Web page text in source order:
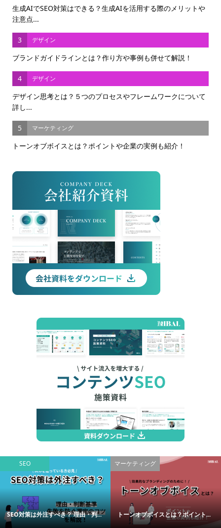
生成AIでSEO対策はできる？生成AIを活用する際のメリットや
注意点...
3 デザイン
ブランドガイドラインとは？作り方や事例も併せて解説！
4 デザイン
デザイン思考とは？５つのプロセスやフレームワークについて
詳し...
5 マーケティング
トーンオブボイスとは？ポイントや企業の実例も紹介！
SEO
SEO対策は外注すべき？ 理由・判...
マーケティング
トーンオブボイスとは？ポイント...